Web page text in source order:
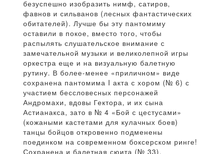
безуспешно изобразить нимф, сатиров,
фавнов и сильванов (лесных фантастических
обитателей). Лучше бы эту пантомиму
оставили в покое, вместо того, чтобы
распылять слушательское внимание с
замечательной музыки и великолепной игры
оркестра еще и на визуальную балетную
рутину. В более-менее «приличном» виде
сохранена пантомима I акта с хором (№ 6) с
участием бессловесных персонажей
Андромахи, вдовы Гектора, и их сына
Астианакса, зато в № 4 «Бой с цестусами»
(кожаными кастетами для кулачных боев)
танцы бойцов откровенно подменены
поединком на современном боксерском ринге!
Сохранена и балетная сюита (№ 33),